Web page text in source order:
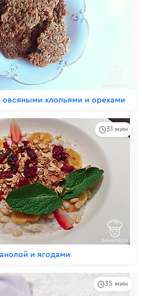
овсяными хлопьями и орехами
31 мин
и ягодами
35 мин